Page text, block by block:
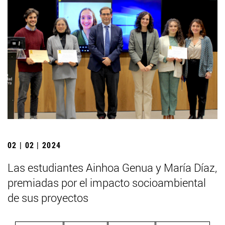
02 | 02 | 2024
Las estudiantes Ainhoa Genua y María Díaz,
premiadas por el impacto socioambiental
de sus proyectos